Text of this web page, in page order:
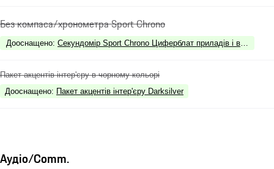
Без компаса/хронометра Sport Chrono
Дооснащено: Секундомір Sport Chrono Циферблат приладів і
Пакет акцентів інтер'єру в чорному кольорі
Дооснащено: Пакет акцентів інтер'єру Darksilver
Аудіо/Comm.